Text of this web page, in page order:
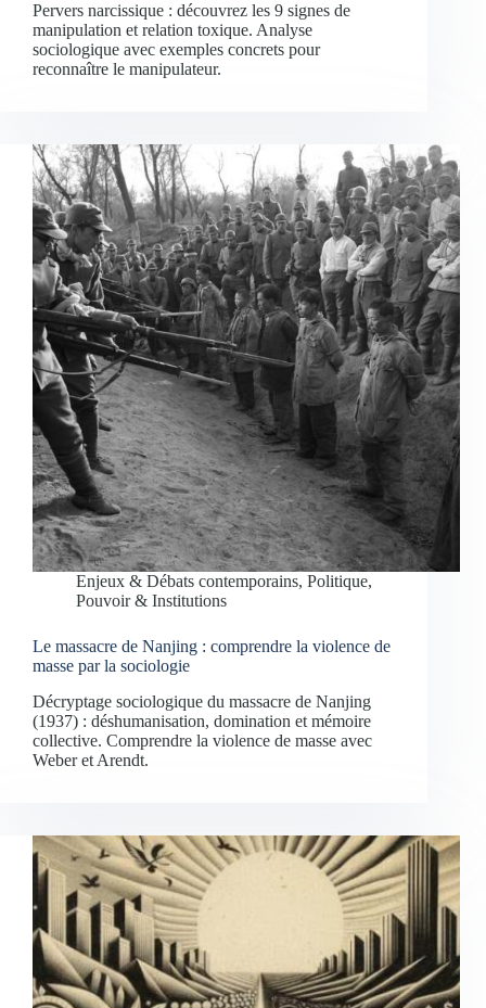
Pervers narcissique : découvrez les 9 signes de
manipulation et relation toxique. Analyse
sociologique avec exemples concrets pour
reconnaître le manipulateur.
Enjeux & Débats contemporains, Politique,
Pouvoir & Institutions
Le massacre de Nanjing : comprendre la violence de
masse par la sociologie
Décryptage sociologique du massacre de Nanjing
(1937) : déshumanisation, domination et mémoire
collective. Comprendre la violence de masse avec
Weber et Arendt.